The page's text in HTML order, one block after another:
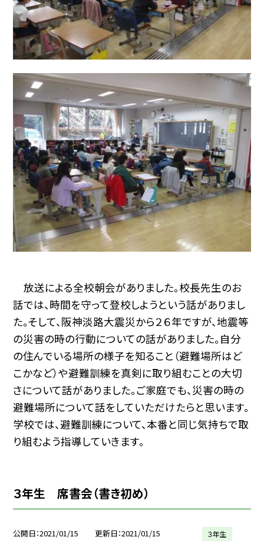
放送による全校朝会がありました。校長先生のお
話では、時間を守って登校しようという話がありまし
た。そして、阪神淡路大震災から２６年ですが、地震等
の災害の時の行動についての話がありました。自分
の住んでいる場所の様子を知ること（避難場所はど
こかなど）や避難訓練を真剣に取り組むことの大切
さについて話がありました。ご家庭でも、災害の時の
避難場所について話をしていただけたらと思います。
学校では、避難訓練について、本番と同じ気持ちで取
り組むよう指導していきます。
３年生 席書会（書き初め）
公開日 2021/01/15 更新日 2021/01/15 ３年生